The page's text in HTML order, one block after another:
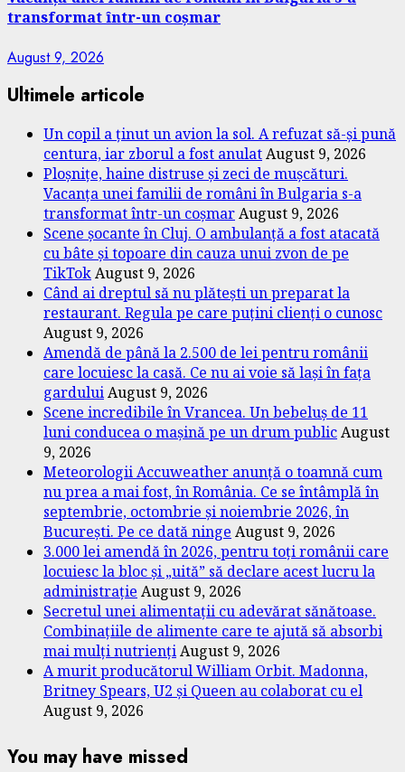
transformat într-un coșmar
August 9, 2026
Ultimele articole
Un copil a ținut un avion la sol. A refuzat să-și pună
centura, iar zborul a fost anulatAugust 9, 2026
Ploșnițe, haine distruse și zeci de mușcături.
Vacanța unei familii de români în Bulgaria s-a
transformat într-un coșmarAugust 9, 2026
Scene șocante în Cluj. O ambulanță a fost atacată
cu bâte și topoare din cauza unui zvon de pe
TikTokAugust 9, 2026
Când ai dreptul să nu plătești un preparat la
restaurant. Regula pe care puțini clienți o cunosc
August 9, 2026
Amendă de până la 2.500 de lei pentru românii
care locuiesc la casă. Ce nu ai voie să lași în fața
garduluiAugust 9, 2026
Scene incredibile în Vrancea. Un bebeluș de 11
luni conducea o mașină pe un drum publicAugust
9, 2026
Meteorologii Accuweather anunță o toamnă cum
nu prea a mai fost, în România. Ce se întâmplă în
septembrie, octombrie și noiembrie 2026, în
București. Pe ce dată ninge August 9, 2026
3.000 lei amendă în 2026, pentru toți românii care
locuiesc la bloc și „uită” să declare acest lucru la
administrație August 9, 2026
Secretul unei alimentații cu adevărat sănătoase.
Combinațiile de alimente care te ajută să absorbi
mai mulți nutriențiAugust 9, 2026
A murit producătorul William Orbit. Madonna,
Britney Spears, U2 și Queen au colaborat cu el
August 9, 2026
You may have missed